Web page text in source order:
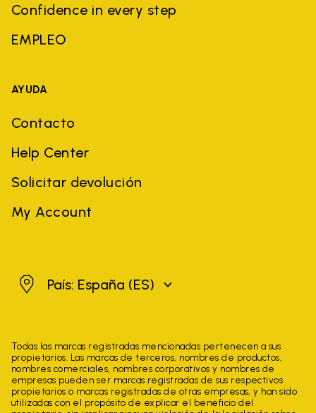
Confidence in every step
EMPLEO
AYUDA
Contacto
Help Center
Solicitar devolución
My Account
EspañaPaís: España (ES)
Todas las marcas registradas mencionadas pertenecen a sus
propietarios. Las marcas de terceros, nombres de productos,
nombres comerciales, nombres corporativos y nombres de
empresas pueden ser marcas registradas de sus respectivos
propietarios o marcas registradas de otras empresas, y han sido
utilizadas con el propósito de explicar el beneficio del